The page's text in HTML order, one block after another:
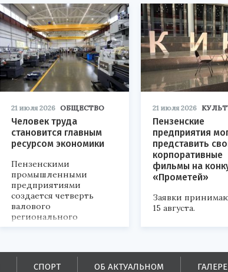
21 июля 2026 ОБЩЕСТВО
Человек труда
становится главным
ресурсом экономики
Пензенскими
промышленными
предприятиями
создается четверть
валового
регионального
продукта и
поступлений в
бюджеты всех уровней.
21 июля 2026
Пензенские
предприятия
представить
корпоративные
фильмы на
«Прометей»
Заявки
15 августа.
СПОРТ ОБ АКТУАЛЬНОМ